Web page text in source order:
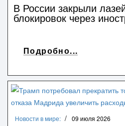
В России закрыли
блокировок через
Подробно...
Новости в мире: 09 июля 2026